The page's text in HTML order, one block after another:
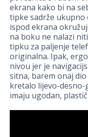
ekrana kako bi na
tipke sadrže ukupno
ispod ekrana
na boku ne nalazi
tipku za paljenje
originalna. Ipak,
nivou jer je
sitna, barem onaj
kretalo lijevo-
imaju ugodan,